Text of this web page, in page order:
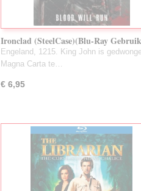
Ironclad (SteelCase)(Blu-Ray
Engeland, 1215. King John is
Magna Carta te…
€ 6,95